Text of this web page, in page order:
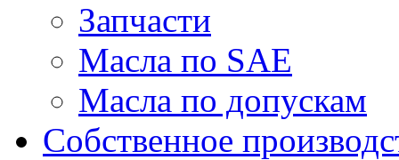
Запчасти
Масла по SAE
Масла по допускам
Собственное